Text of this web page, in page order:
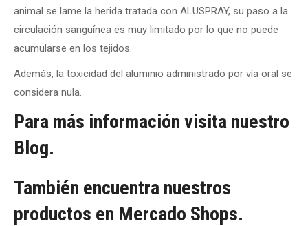
animal se lame la herida tratada con ALUSPRAY, su paso a la
circulación sanguínea es muy limitado por lo que no puede
acumularse en los tejidos.
Además, la toxicidad del aluminio administrado por vía oral se
considera nula.
Para más información visita nuestro
Blog.
También encuentra nuestros
productos en Mercado Shops.